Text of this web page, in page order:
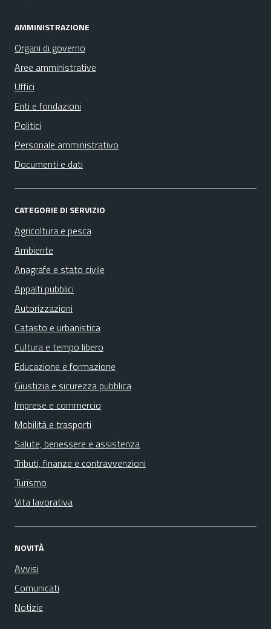
AMMINISTRAZIONE
Organi di governo
Aree amministrative
Uffici
Enti e fondazioni
Politici
Personale amministrativo
Documenti e dati
CATEGORIE DI SERVIZIO
Agricoltura e pesca
Ambiente
Anagrafe e stato civile
Appalti pubblici
Autorizzazioni
Catasto e urbanistica
Cultura e tempo libero
Educazione e formazione
Giustizia e sicurezza pubblica
Imprese e commercio
Mobilità e trasporti
Salute, benessere e assistenza
Tributi, finanze e contravvenzioni
Turismo
Vita lavorativa
NOVITÀ
Avvisi
Comunicati
Notizie